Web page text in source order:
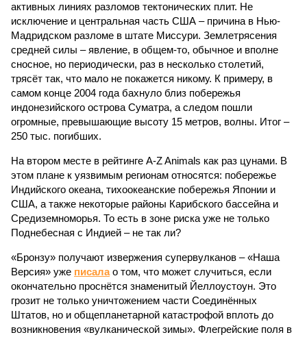
активных линиях разломов тектонических плит. Не
исключение и центральная часть США – причина в Нью-
Мадридском разломе в штате Миссури. Землетрясения
средней силы – явление, в общем-то, обычное и вполне
сносное, но периодически, раз в несколько столетий,
трясёт так, что мало не покажется никому. К примеру, в
самом конце 2004 года бахнуло близ побережья
индонезийского острова Суматра, а следом пошли
огромные, превышающие высоту 15 метров, волны. Итог –
250 тыс. погибших.
На втором месте в рейтинге A-Z Animals как раз цунами. В
этом плане к уязвимым регионам относятся: побережье
Индийского океана, тихо­океанские побережья Японии и
США, а также некоторые районы Карибского бассейна и
Средиземноморья. То есть в зоне риска уже не только
Поднебесная с Индией – не так ли?
«Бронзу» получают извержения супервулканов – «Наша
Версия» уже писалао том, что может случиться, если
окончательно проснётся знаменитый Йеллоустоун. Это
грозит не только уничтожением части Соединённых
Штатов, но и общепланетарной катастрофой вплоть до
возникновения «вулканической зимы». Флегрейские поля в